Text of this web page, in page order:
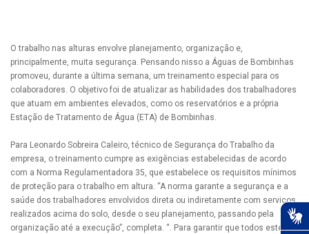
O trabalho nas alturas envolve planejamento, organização e,
principalmente, muita segurança. Pensando nisso a Águas de Bombinhas
promoveu, durante a última semana, um treinamento especial para os
colaboradores. O objetivo foi de atualizar as habilidades dos trabalhadores
que atuam em ambientes elevados, como os reservatórios e a própria
Estação de Tratamento de Água (ETA) de Bombinhas.
Para Leonardo Sobreira Caleiro, técnico de Segurança do Trabalho da
empresa, o treinamento cumpre as exigências estabelecidas de acordo
com a Norma Regulamentadora 35, que estabelece os requisitos mínimos
de proteção para o trabalho em altura. “A norma garante a segurança e a
saúde dos trabalhadores envolvidos direta ou indiretamente com serviços
realizados acima do solo, desde o seu planejamento, passando pela
organização até a execução”, completa. “. Para garantir que todos estejam